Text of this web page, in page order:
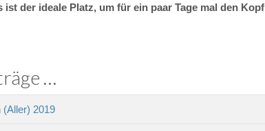
ist der ideale Platz, um für ein paar Tage mal den Kopf
…
(Aller) 2019